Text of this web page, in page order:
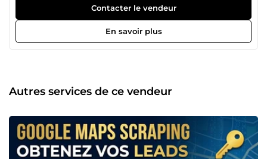
grandir rapidement votre business. Je peux utiliser les
services d'agents autonomes IA. Je suis spécialiste de la
création publicitaire sur tous types de support numérique.
Ecrivain à mes heures perdues, je propose à la vente mon
Contacter le vendeur
En savoir plus
Autres services de ce vendeur